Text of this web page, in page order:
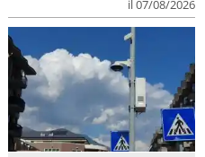
il 07/08/2026